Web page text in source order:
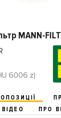
MANN-
6006 z)
ПРО